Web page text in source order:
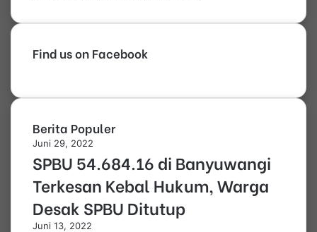
d
i
m
Find us on Facebook
Berita Populer
Juni 29, 2022
SPBU 54.684.16 di Banyuwangi
Terkesan Kebal Hukum, Warga
Desak SPBU Ditutup
Juni 13, 2022